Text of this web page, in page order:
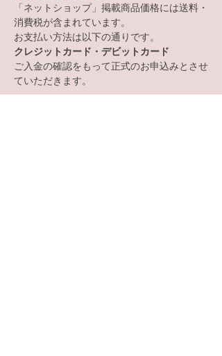
「ネットショップ」掲載商品価格には送料・
消費税が含まれています。
お支払い方法は以下の通りです。
クレジットカード・デビットカード
ご入金の確認をもって正式のお申込みとさせ
ていただきます。